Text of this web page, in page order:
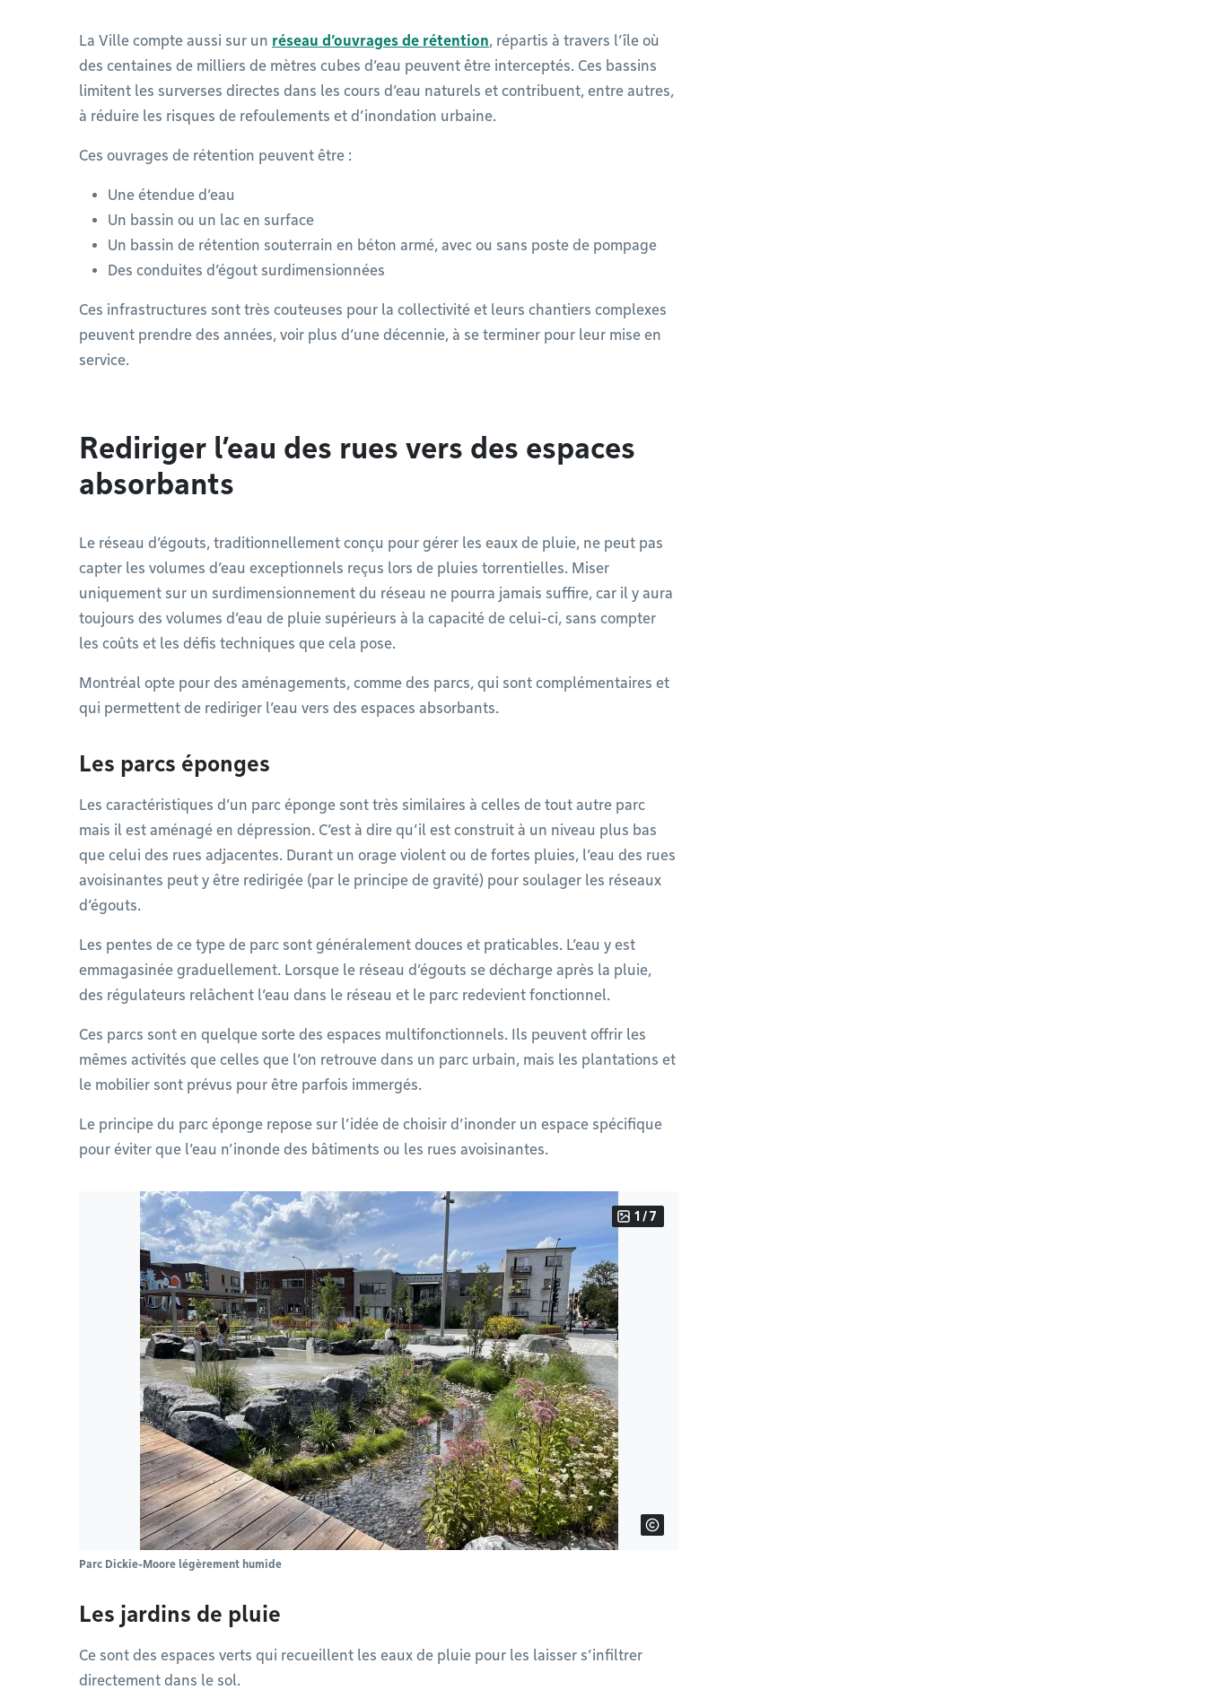
La Ville compte aussi sur un réseau d’ouvrages de rétention, répartis à travers l’île où
des centaines de milliers de mètres cubes d’eau peuvent être interceptés. Ces bassins
limitent les surverses directes dans les cours d’eau naturels et contribuent, entre autres,
à réduire les risques de refoulements et d’inondation urbaine.
Ces ouvrages de rétention peuvent être :
Une étendue d’eau
Un bassin ou un lac en surface
Un bassin de rétention souterrain en béton armé, avec ou sans poste de pompage
Des conduites d’égout surdimensionnées
Ces infrastructures sont très couteuses pour la collectivité et leurs chantiers complexes
peuvent prendre des années, voir plus d’une décennie, à se terminer pour leur mise en
service.
Rediriger l’eau des rues vers des espaces
absorbants
Le réseau d’égouts, traditionnellement conçu pour gérer les eaux de pluie, ne peut pas
capter les volumes d’eau exceptionnels reçus lors de pluies torrentielles. Miser
uniquement sur un surdimensionnement du réseau ne pourra jamais suffire, car il y aura
toujours des volumes d’eau de pluie supérieurs à la capacité de celui-ci, sans compter
les coûts et les défis techniques que cela pose.
Montréal opte pour des aménagements, comme des parcs, qui sont complémentaires et
qui permettent de rediriger l’eau vers des espaces absorbants.
Les parcs éponges
Les caractéristiques d’un parc éponge sont très similaires à celles de tout autre parc
mais il est aménagé en dépression. C’est à dire qu’il est construit à un niveau plus bas
que celui des rues adjacentes. Durant un orage violent ou de fortes pluies, l’eau des rues
avoisinantes peut y être redirigée (par le principe de gravité) pour soulager les réseaux
d’égouts.
Les pentes de ce type de parc sont généralement douces et praticables. L’eau y est
emmagasinée graduellement. Lorsque le réseau d’égouts se décharge après la pluie,
des régulateurs relâchent l’eau dans le réseau et le parc redevient fonctionnel.
Ces parcs sont en quelque sorte des espaces multifonctionnels. Ils peuvent offrir les
mêmes activités que celles que l’on retrouve dans un parc urbain, mais les plantations et
le mobilier sont prévus pour être parfois immergés.
Le principe du parc éponge repose sur l’idée de choisir d’inonder un espace spécifique
pour éviter que l’eau n’inonde des bâtiments ou les rues avoisinantes.
1 / 7
Parc Dickie-Moore légèrement humide
Les jardins de pluie
Ce sont des espaces verts qui recueillent les eaux de pluie pour les laisser s’infiltrer
directement dans le sol.